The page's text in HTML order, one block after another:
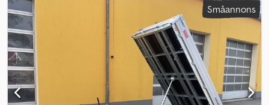
Liberté, även känd som Debon. En högbyggd trevägstipp med
fällbara och avtagbara sidor, vilket underlättar lastning från alla tre
sidor. Den främre luckan möjliggör genomlastning av långt gods.
Tippvagnen är utrustad med elektrisk hydraulik för smidig
lossning av lasten. Csdpfx Aaei Ah Tcjfoha Släpvagnen för
personbil är utrustad med aluminium­sidor (alla sidor är fäll- och
avtagbara), stålförstärkt trägolv, elektrisk hydraulik med batteri,
skenfack, automatstödben, överbyggnad, surröglor, svetsat
Småannons